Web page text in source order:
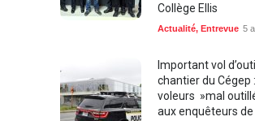
Collège Ellis
Actualité, Entrevue 5
Important vol
chantier du Cégep
voleurs »mal
aux enquêteurs de